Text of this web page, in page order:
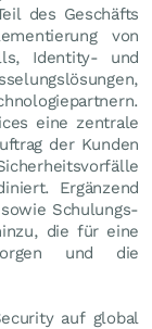
des Geschäfts
von
Identity- und
eine zentrale
der Kunden
Ergänzend
Schulungs-
die für eine
und die
auf global